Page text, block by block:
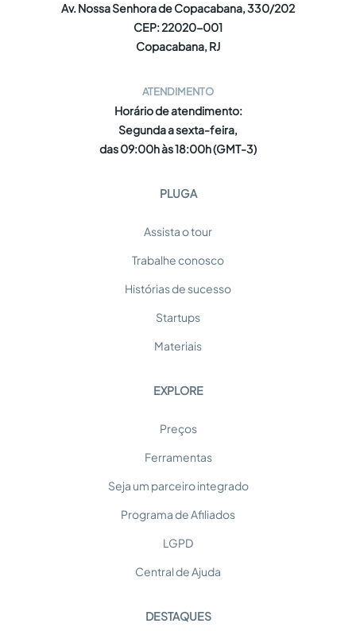
Av. Nossa Senhora de Copacabana, 330/202
CEP: 22020-001
Copacabana, RJ
ATENDIMENTO
Horário de atendimento:
Segunda a sexta-feira,
das 09:00h às 18:00h (GMT-3)
PLUGA
Assista o tour
Trabalhe conosco
Histórias de sucesso
Startups
Materiais
EXPLORE
Preços
Ferramentas
Seja um parceiro integrado
Programa de Afiliados
LGPD
Central de Ajuda
DESTAQUES